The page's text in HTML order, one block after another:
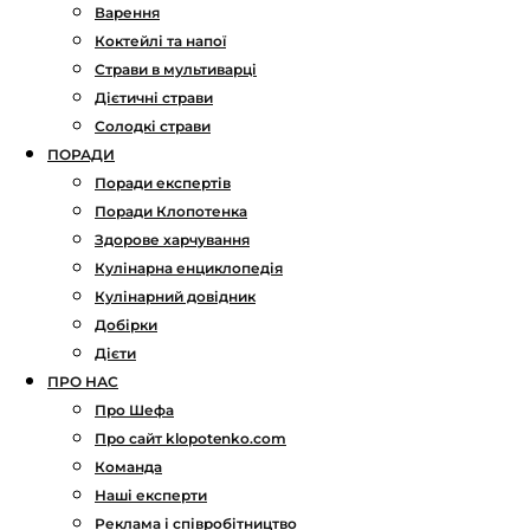
Варення
Коктейлі та напої
Страви в мультиварці
Дієтичні страви
Солодкі страви
ПОРАДИ
Поради експертів
Поради Клопотенка
Здорове харчування
Кулінарна енциклопедія
Кулінарний довідник
Добірки
Дієти
ПРО НАС
Про Шефа
Про сайт klopotenko.com
Команда
Наші експерти
Реклама і співробітництво